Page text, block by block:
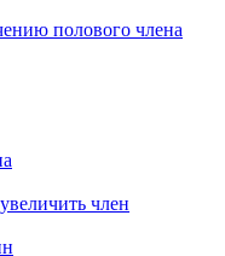
полового члена
член